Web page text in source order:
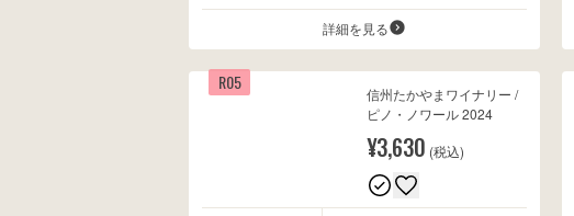
詳細を見る
R05
信州たかやまワイナリー /
ピノ・ノワール 2024
¥3,630 (税込)